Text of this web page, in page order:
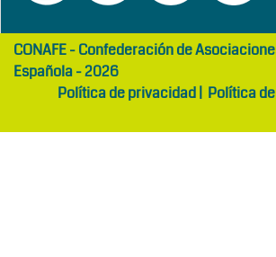
girls
abaya
maltepe
otelCONAFE - Confederación de
Española - 2026
Política de privacidad| Política